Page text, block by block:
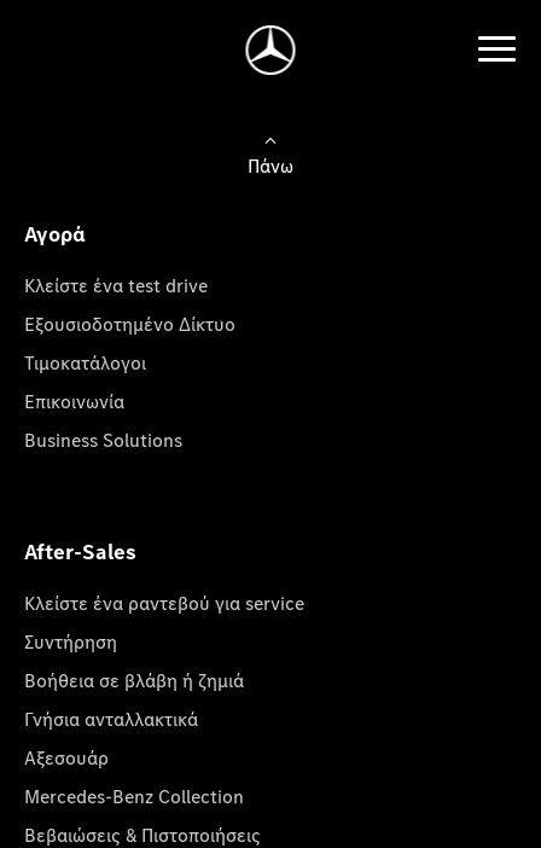
Πάνω
Αγορά
Κλείστε ένα test drive
Εξουσιοδοτημένο Δίκτυο
Τιμοκατάλογοι
Επικοινωνία
Business Solutions
After-Sales
Κλείστε ένα ραντεβού για service
Συντήρηση
Βοήθεια σε βλάβη ή ζημιά
Γνήσια ανταλλακτικά
Αξεσουάρ
Mercedes-Benz Collection
Βεβαιώσεις & Πιστοποιήσεις